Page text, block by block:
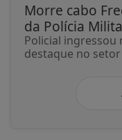
Morre cabo
da Polícia
Policial ingressou
destaque no